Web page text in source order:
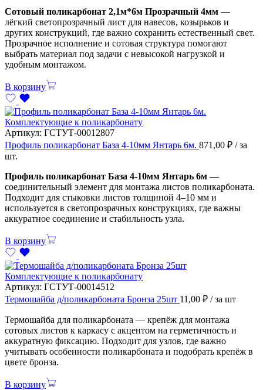
Сотовый поликарбонат 2,1м*6м Прозрачный 4мм —
лёгкий светопрозрачный лист для навесов, козырьков и
других конструкций, где важно сохранить естественный свет.
Прозрачное исполнение и сотовая структура помогают
выбрать материал под задачи с невысокой нагрузкой и
удобным монтажом.
В корзину
Комплектующие к поликарбонату
Артикул: ГСТУТ-00012807
Профиль поликарбонат База 4-10мм Янтарь 6м. 871,00 ₽ / за
шт.
Профиль поликарбонат База 4-10мм Янтарь 6м —
соединительный элемент для монтажа листов поликарбоната.
Подходит для стыковки листов толщиной 4–10 мм и
используется в светопрозрачных конструкциях, где важны
аккуратное соединение и стабильность узла.
В корзину
Комплектующие к поликарбонату
Артикул: ГСТУТ-00014512
Термошайба д/поликарбоната Бронза 25шт 11,00 ₽ / за шт
Термошайба для поликарбоната — крепёж для монтажа
сотовых листов к каркасу с акцентом на герметичность и
аккуратную фиксацию. Подходит для узлов, где важно
учитывать особенности поликарбоната и подобрать крепёж в
цвете бронза.
В корзину